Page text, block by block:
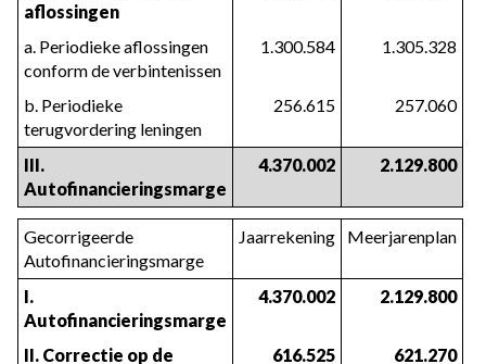
aflossingen
a. Periodieke aflossingen
conform de verbintenissen
1.300.584 1.305.328
b. Periodieke
terugvordering leningen
256.615 257.060
III.
Autofinancieringsmarge
4.370.002 2.129.800
Gecorrigeerde
Autofinancieringsmarge
Jaarrekening Meerjarenplan
I.
Autofinancieringsmarge
4.370.002 2.129.800
II. Correctie op de
616.525 621.270